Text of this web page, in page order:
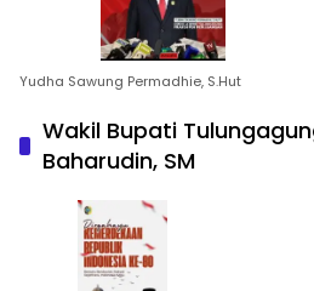
Yudha Sawung Permadhie, S.Hut
Wakil Bupati
Baharudin, SM